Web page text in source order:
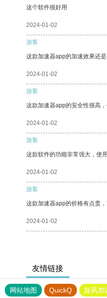
这个软件很好用
2024-01-02
游客
这款加速器app的加速效果还
2024-01-02
游客
这款加速器app的安全性很高
2024-01-02
游客
这款软件的功能非常强大，使
2024-01-02
游客
这款加速器app的价格有点贵
2024-01-02
友情链接
网站地图 QuickQ 旋风加